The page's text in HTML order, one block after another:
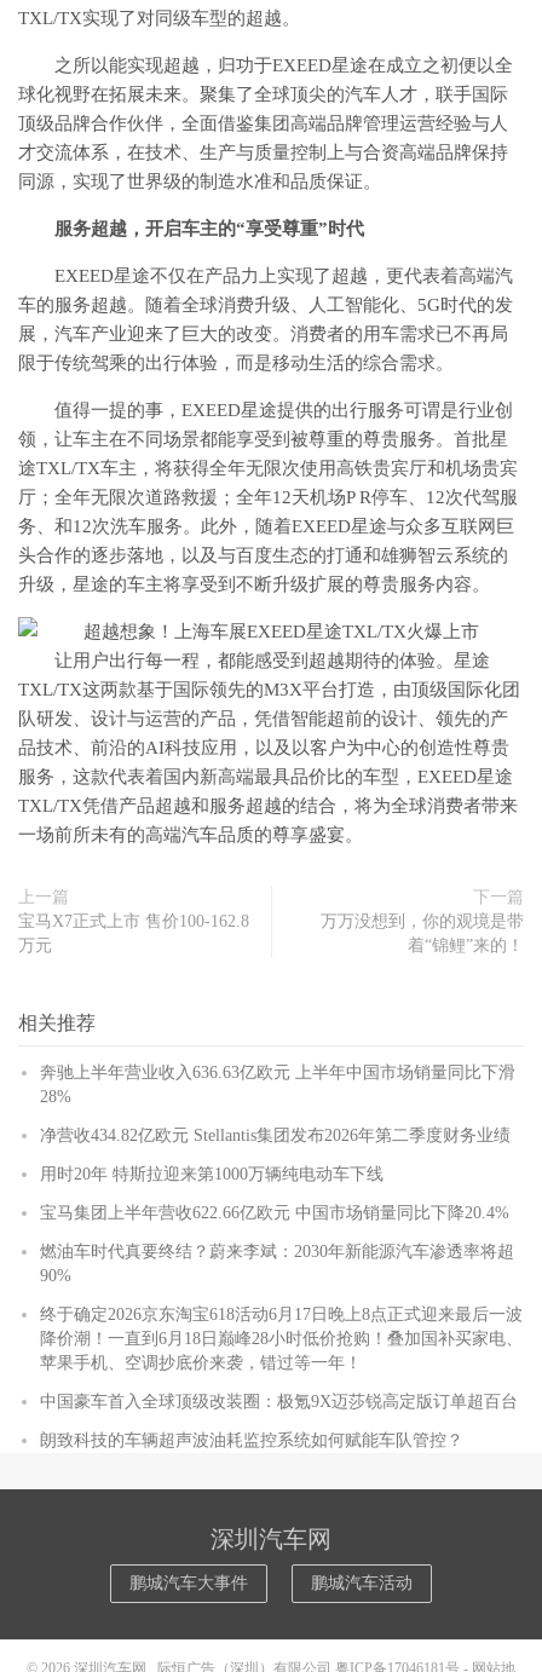
TXL/TX实现了对同级车型的超越。
之所以能实现超越，归功于EXEED星途在成立之初便以全
球化视野在拓展未来。聚集了全球顶尖的汽车人才，联手国际
顶级品牌合作伙伴，全面借鉴集团高端品牌管理运营经验与人
才交流体系，在技术、生产与质量控制上与合资高端品牌保持
同源，实现了世界级的制造水准和品质保证。
服务超越，开启车主的“享受尊重”时代
EXEED星途不仅在产品力上实现了超越，更代表着高端汽
车的服务超越。随着全球消费升级、人工智能化、5G时代的发
展，汽车产业迎来了巨大的改变。消费者的用车需求已不再局
限于传统驾乘的出行体验，而是移动生活的综合需求。
值得一提的事，EXEED星途提供的出行服务可谓是行业创
领，让车主在不同场景都能享受到被尊重的尊贵服务。首批星
途TXL/TX车主，将获得全年无限次使用高铁贵宾厅和机场贵宾
厅；全年无限次道路救援；全年12天机场P R停车、12次代驾服
务、和12次洗车服务。此外，随着EXEED星途与众多互联网巨
头合作的逐步落地，以及与百度生态的打通和雄狮智云系统的
升级，星途的车主将享受到不断升级扩展的尊贵服务内容。
​让用户出行每一程，都能感受到超越期待的体验。星途
TXL/TX这两款基于国际领先的M3X平台打造，由顶级国际化团
队研发、设计与运营的产品，凭借智能超前的设计、领先的产
品技术、前沿的AI科技应用，以及以客户为中心的创造性尊贵
服务，这款代表着国内新高端最具品价比的车型，EXEED星途
TXL/TX凭借产品超越和服务超越的结合，将为全球消费者带来
一场前所未有的高端汽车品质的尊享盛宴。
上一篇
宝马X7正式上市 售价100-162.8
万元
下一篇
万万没想到，你的观境是带
着“锦鲤”来的！
相关推荐
奔驰上半年营业收入636.63亿欧元 上半年中国市场销量同比下滑
28%
净营收434.82亿欧元 Stellantis集团发布2026年第二季度财务业绩
用时20年 特斯拉迎来第1000万辆纯电动车下线
宝马集团上半年营收622.66亿欧元 中国市场销量同比下降20.4%
燃油车时代真要终结？蔚来李斌：2030年新能源汽车渗透率将超
90%
终于确定2026京东淘宝618活动6月17日晚上8点正式迎来最后一波
降价潮！一直到6月18日巅峰28小时低价抢购！叠加国补买家电、
苹果手机、空调抄底价来袭，错过等一年！
中国豪车首入全球顶级改装圈：极氪9X迈莎锐高定版订单超百台
朗致科技的车辆超声波油耗监控系统如何赋能车队管控？
深圳汽车网
鹏城汽车大事件 鹏城汽车活动
© 2026 深圳汽车网 际恒广告（深圳）有限公司 粤ICP备17046181号 - 网站地